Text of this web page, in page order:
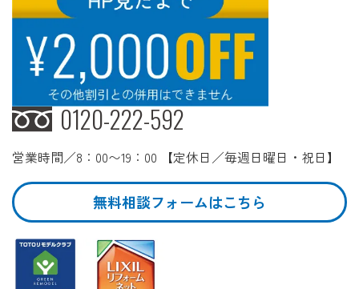
0120-222-592
営業時間／8：00〜19：00 【定休日／毎週日曜日・祝日】
無料相談フォームはこちら